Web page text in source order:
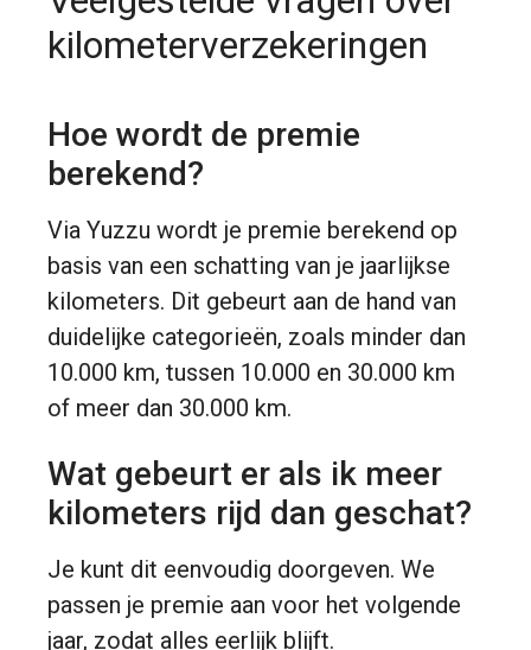
kilometerverzekeringen
Hoe wordt de premie
berekend?
Via Yuzzu wordt je premie berekend op
basis van een schatting van je jaarlijkse
kilometers. Dit gebeurt aan de hand van
duidelijke categorieën, zoals minder dan
10.000 km, tussen 10.000 en 30.000 km
of meer dan 30.000 km.
Wat gebeurt er als ik meer
kilometers rijd dan geschat?
Je kunt dit eenvoudig doorgeven. We
passen je premie aan voor het volgende
jaar, zodat alles eerlijk blijft.